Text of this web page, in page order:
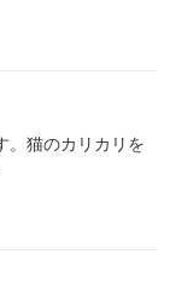
。猫のカリカリを